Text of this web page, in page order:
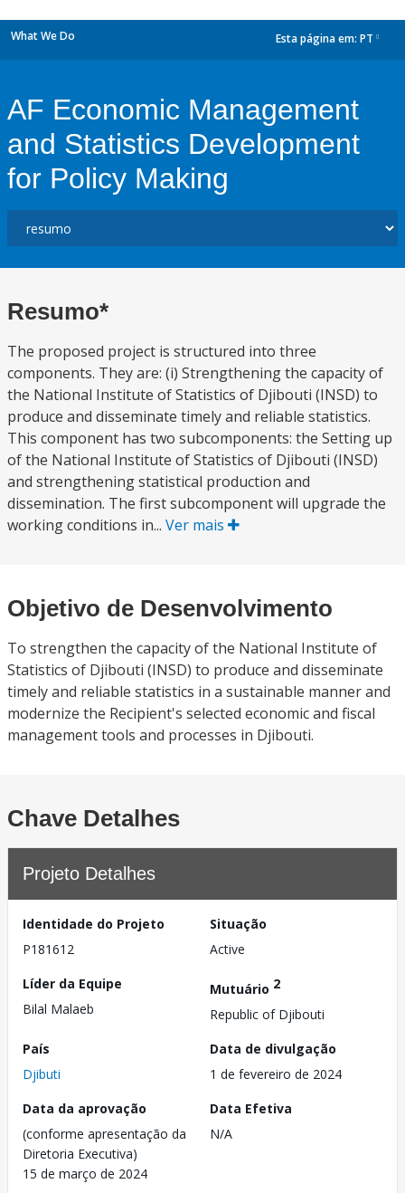
What We Do Esta página em: PT
AF Economic Management
and Statistics Development
for Policy Making
Resumo*
The proposed project is structured into three
components. They are: (i) Strengthening the capacity of
the National Institute of Statistics of Djibouti (INSD) to
produce and disseminate timely and reliable statistics.
This component has two subcomponents: the Setting up
of the National Institute of Statistics of Djibouti (INSD)
and strengthening statistical production and
dissemination. The first subcomponent will upgrade the
working conditions in... Ver mais
Objetivo de Desenvolvimento
To strengthen the capacity of the National Institute of
Statistics of Djibouti (INSD) to produce and disseminate
timely and reliable statistics in a sustainable manner and
modernize the Recipient's selected economic and fiscal
management tools and processes in Djibouti.
Chave Detalhes
Projeto Detalhes
Identidade do Projeto
P181612
Situação
Active
Líder da Equipe
Bilal Malaeb
Mutuário 2
Republic of Djibouti
País
Djibuti
Data de divulgação
1 de fevereiro de 2024
Data da aprovação
(conforme apresentação da
Diretoria Executiva)
15 de março de 2024
Data Efetiva
N/A